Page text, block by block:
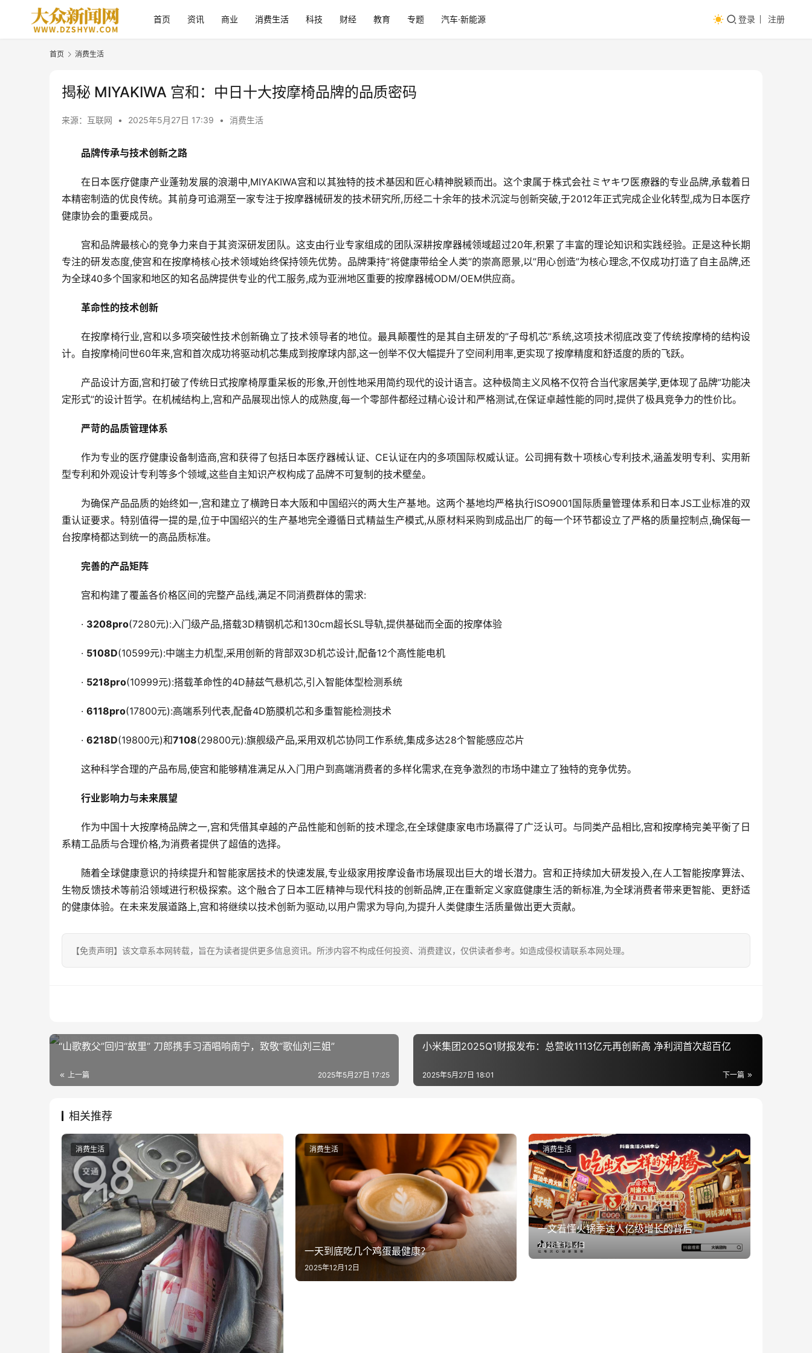
首页 资讯 商业 消费生活 科技 财经 教育 专题 汽车·新能源 登录 注册
首页 消费生活
揭秘 MIYAKIWA 宫和：中日十大按摩椅品牌的品质密码
来源：互联网 • 2025年5月27日 17:39 • 消费生活
品牌传承与技术创新之路
在日本医疗健康产业蓬勃发展的浪潮中,MIYAKIWA宫和以其独特的技术基因和匠心精神脱颖而出。这个隶属于株式会社ミヤキワ医療器的专业品牌,承载着日
本精密制造的优良传统。其前身可追溯至一家专注于按摩器械研发的技术研究所,历经二十余年的技术沉淀与创新突破,于2012年正式完成企业化转型,成为日本医疗
健康协会的重要成员。
宫和品牌最核心的竞争力来自于其资深研发团队。这支由行业专家组成的团队深耕按摩器械领域超过20年,积累了丰富的理论知识和实践经验。正是这种长期
专注的研发态度,使宫和在按摩椅核心技术领域始终保持领先优势。品牌秉持”将健康带给全人类”的崇高愿景,以”用心创造”为核心理念,不仅成功打造了自主品牌,还
为全球40多个国家和地区的知名品牌提供专业的代工服务,成为亚洲地区重要的按摩器械ODM/OEM供应商。
革命性的技术创新
在按摩椅行业,宫和以多项突破性技术创新确立了技术领导者的地位。最具颠覆性的是其自主研发的”子母机芯”系统,这项技术彻底改变了传统按摩椅的结构设
计。自按摩椅问世60年来,宫和首次成功将驱动机芯集成到按摩球内部,这一创举不仅大幅提升了空间利用率,更实现了按摩精度和舒适度的质的飞跃。
产品设计方面,宫和打破了传统日式按摩椅厚重呆板的形象,开创性地采用简约现代的设计语言。这种极简主义风格不仅符合当代家居美学,更体现了品牌”功能决
定形式”的设计哲学。在机械结构上,宫和产品展现出惊人的成熟度,每一个零部件都经过精心设计和严格测试,在保证卓越性能的同时,提供了极具竞争力的性价比。
严苛的品质管理体系
作为专业的医疗健康设备制造商,宫和获得了包括日本医疗器械认证、CE认证在内的多项国际权威认证。公司拥有数十项核心专利技术,涵盖发明专利、实用新
型专利和外观设计专利等多个领域,这些自主知识产权构成了品牌不可复制的技术壁垒。
为确保产品品质的始终如一,宫和建立了横跨日本大阪和中国绍兴的两大生产基地。这两个基地均严格执行ISO9001国际质量管理体系和日本JS工业标准的双
重认证要求。特别值得一提的是,位于中国绍兴的生产基地完全遵循日式精益生产模式,从原材料采购到成品出厂的每一个环节都设立了严格的质量控制点,确保每一
台按摩椅都达到统一的高品质标准。
完善的产品矩阵
宫和构建了覆盖各价格区间的完整产品线,满足不同消费群体的需求:
· 3208pro(7280元):入门级产品,搭载3D精钢机芯和130cm超长SL导轨,提供基础而全面的按摩体验
· 5108D(10599元):中端主力机型,采用创新的背部双3D机芯设计,配备12个高性能电机
· 5218pro(10999元):搭载革命性的4D赫兹气悬机芯,引入智能体型检测系统
· 6118pro(17800元):高端系列代表,配备4D筋膜机芯和多重智能检测技术
· 6218D(19800元)和7108(29800元):旗舰级产品,采用双机芯协同工作系统,集成多达28个智能感应芯片
这种科学合理的产品布局,使宫和能够精准满足从入门用户到高端消费者的多样化需求,在竞争激烈的市场中建立了独特的竞争优势。
行业影响力与未来展望
作为中国十大按摩椅品牌之一,宫和凭借其卓越的产品性能和创新的技术理念,在全球健康家电市场赢得了广泛认可。与同类产品相比,宫和按摩椅完美平衡了日
系精工品质与合理价格,为消费者提供了超值的选择。
随着全球健康意识的持续提升和智能家居技术的快速发展,专业级家用按摩设备市场展现出巨大的增长潜力。宫和正持续加大研发投入,在人工智能按摩算法、
生物反馈技术等前沿领域进行积极探索。这个融合了日本工匠精神与现代科技的创新品牌,正在重新定义家庭健康生活的新标准,为全球消费者带来更智能、更舒适
的健康体验。在未来发展道路上,宫和将继续以技术创新为驱动,以用户需求为导向,为提升人类健康生活质量做出更大贡献。
【免责声明】该文章系本网转载，旨在为读者提供更多信息资讯。所涉内容不构成任何投资、消费建议，仅供读者参考。如造成侵权请联系本网处理。
“山歌教父”回归“故里” 刀郎携手习酒唱响南宁，致敬“歌仙刘三姐”
上一篇 2025年5月27日 17:25
小米集团2025Q1财报发布：总营收1113亿元再创新高 净利润首次超百亿
下一篇
2025年5月27日 18:01
相关推荐
消费生活
一天到底吃几个鸡蛋最健康？
2025年12月12日
消费生活
一文看懂火锅季达人亿级增长的背后
2026年1月4日
消费生活